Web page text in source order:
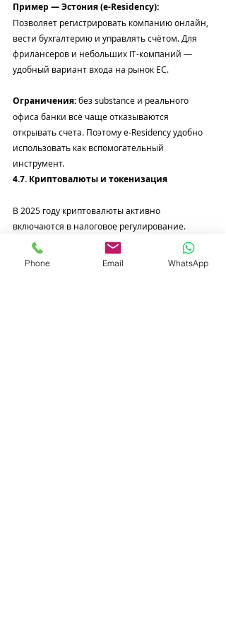
Пример — Эстония (e-Residency):
Позволяет регистрировать компанию онлайн,
вести бухгалтерию и управлять счётом. Для
фрилансеров и небольших IT-компаний —
удобный вариант входа на рынок ЕС.
Ограничения: без substance и реального
офиса банки всё чаще отказываются
открывать счета. Поэтому e-Residency удобно
использовать как вспомогательный
инструмент.
4.7. Криптовалюты и токенизация
В 2025 году криптовалюты активно
включаются в налоговое регулирование.
ОАЭ:
один из лидеров в регулировании
крипты (ADGM, VARA).
Phone Email WhatsApp